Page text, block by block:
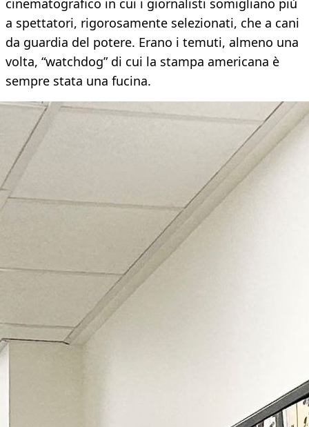
cinematografico in cui i giornalisti somigliano più
a spettatori, rigorosamente selezionati, che a cani
da guardia del potere. Erano i temuti, almeno una
volta, “watchdog” di cui la stampa americana è
sempre stata una fucina.